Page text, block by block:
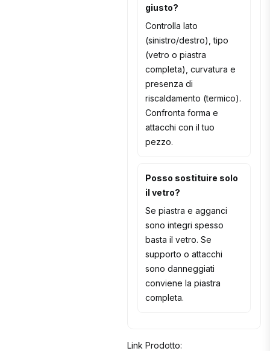
giusto?
Controlla lato
(sinistro/destro), tipo
(vetro o piastra
completa), curvatura e
presenza di
riscaldamento (termico).
Confronta forma e
attacchi con il tuo
pezzo.
Posso sostituire solo
il vetro?
Se piastra e agganci
sono integri spesso
basta il vetro. Se
supporto o attacchi
sono danneggiati
conviene la piastra
completa.
Link Prodotto: